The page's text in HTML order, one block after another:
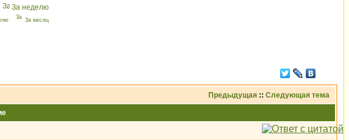
За неделю
За месяц
Предыдущая :: Следующая тема